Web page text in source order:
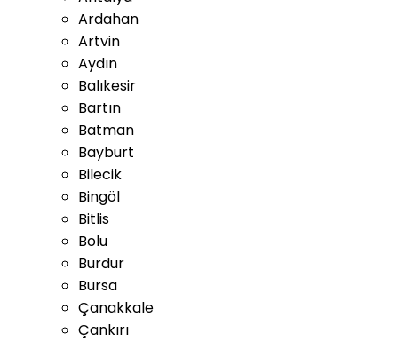
Ardahan
Artvin
Aydın
Balıkesir
Bartın
Batman
Bayburt
Bilecik
Bingöl
Bitlis
Bolu
Burdur
Bursa
Çanakkale
Çankırı